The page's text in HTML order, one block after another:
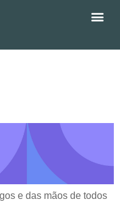
e das mãos de todos